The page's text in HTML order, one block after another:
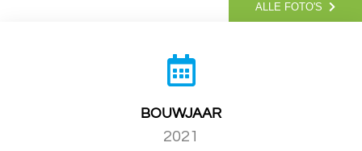
ALLE FOTO'S
BOUWJAAR
2021